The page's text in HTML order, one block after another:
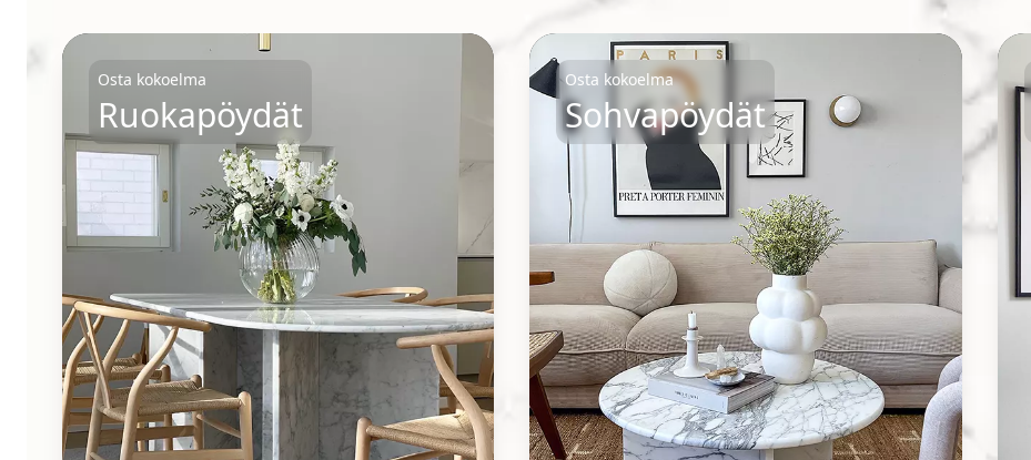
Kokoelmat
Osta kokoelma
Ruokapöydät
Osta kokoelma
Sohvapöydät